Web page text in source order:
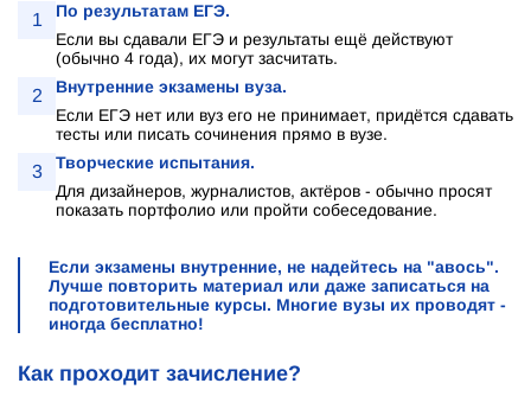
1
По результатам ЕГЭ.
Если вы сдавали ЕГЭ и результаты ещё действуют
(обычно 4 года), их могут засчитать.
2
Внутренние экзамены вуза.
Если ЕГЭ нет или вуз его не принимает, придётся сдавать
тесты или писать сочинения прямо в вузе.
3
Творческие испытания.
Для дизайнеров, журналистов, актёров - обычно просят
показать портфолио или пройти собеседование.
Если экзамены внутренние, не надейтесь на "авось".
Лучше повторить материал или даже записаться на
подготовительные курсы. Многие вузы их проводят -
иногда бесплатно!
Как проходит зачисление?